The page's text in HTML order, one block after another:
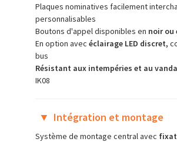
Plaques nominatives facilement
personnalisables
Boutons d'appel disponibles en noir ou
En option avec éclairage LED discret,
bus
Résistant aux intempéries et au
IK08
▼ Intégration et montage
Système de montage central avec